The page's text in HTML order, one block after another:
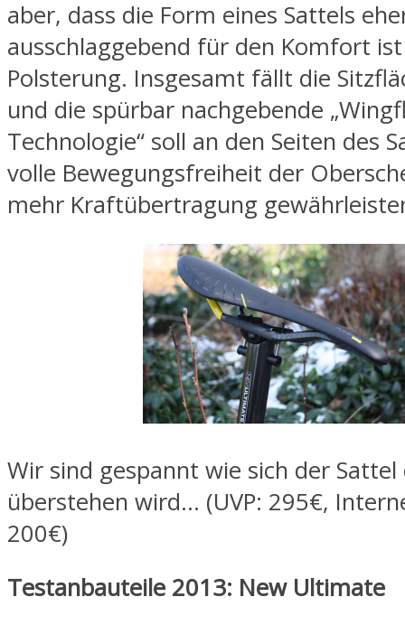
aber, dass die Form eines Sattels
ausschlaggebend für den Komfort
Polsterung. Insgesamt fällt die
und die spürbar nachgebende
Technologie“ soll an den Seiten des
volle Bewegungsfreiheit der
mehr Kraftübertragung
Wir sind gespannt wie sich der Sattel
überstehen wird… (UVP: 295€,
200€)
Testanbauteile 2013: New Ultimate